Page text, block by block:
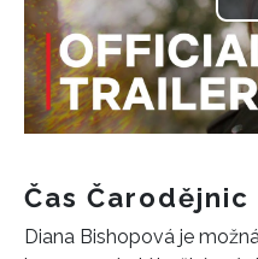
Čas Čarodějnic
Diana Bishopová je